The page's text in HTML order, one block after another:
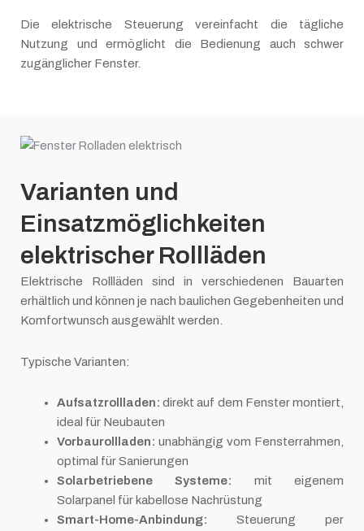
Die elektrische Steuerung vereinfacht die tägliche
Nutzung und ermöglicht die Bedienung auch schwer
zugänglicher Fenster.
Varianten und
Einsatzmöglichkeiten
elektrischer Rollläden
Elektrische Rollläden sind in verschiedenen Bauarten
erhältlich und können je nach baulichen Gegebenheiten und
Komfortwunsch ausgewählt werden.
Typische Varianten:
Aufsatzrollladen: direkt auf dem Fenster montiert,
ideal für Neubauten
Vorbaurollladen: unabhängig vom Fensterrahmen,
optimal für Sanierungen
Solarbetriebene Systeme: mit eigenem
Solarpanel für kabellose Nachrüstung
Smart-Home-Anbindung: Steuerung per